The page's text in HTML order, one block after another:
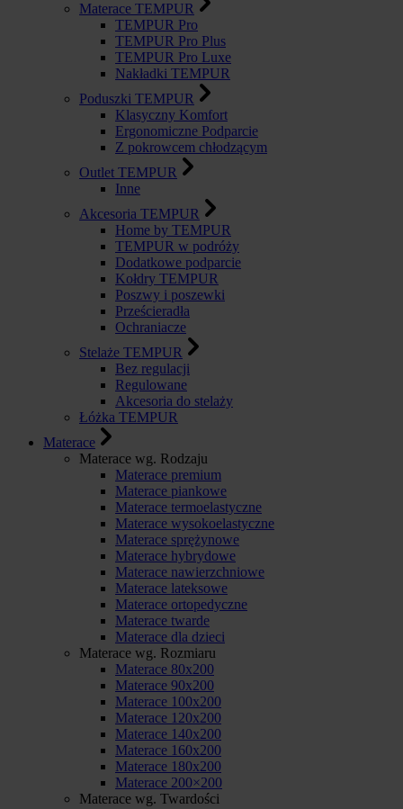
Materace TEMPUR
TEMPUR Pro
TEMPUR Pro Plus
TEMPUR Pro Luxe
Nakładki TEMPUR
Poduszki TEMPUR
Klasyczny Komfort
Ergonomiczne Podparcie
Z pokrowcem chłodzącym
Outlet TEMPUR
Inne
Akcesoria TEMPUR
Home by TEMPUR
TEMPUR w podróży
Dodatkowe podparcie
Kołdry TEMPUR
Poszwy i poszewki
Prześcieradła
Ochraniacze
Stelaże TEMPUR
Bez regulacji
Regulowane
Akcesoria do stelaży
Łóżka TEMPUR
Materace
Materace wg. Rodzaju
Materace premium
Materace piankowe
Materace termoelastyczne
Materace wysokoelastyczne
Materace sprężynowe
Materace hybrydowe
Materace nawierzchniowe
Materace lateksowe
Materace ortopedyczne
Materace twarde
Materace dla dzieci
Materace wg. Rozmiaru
Materace 80x200
Materace 90x200
Materace 100x200
Materace 120x200
Materace 140x200
Materace 160x200
Materace 180x200
Materace 200×200
Materace wg. Twardości